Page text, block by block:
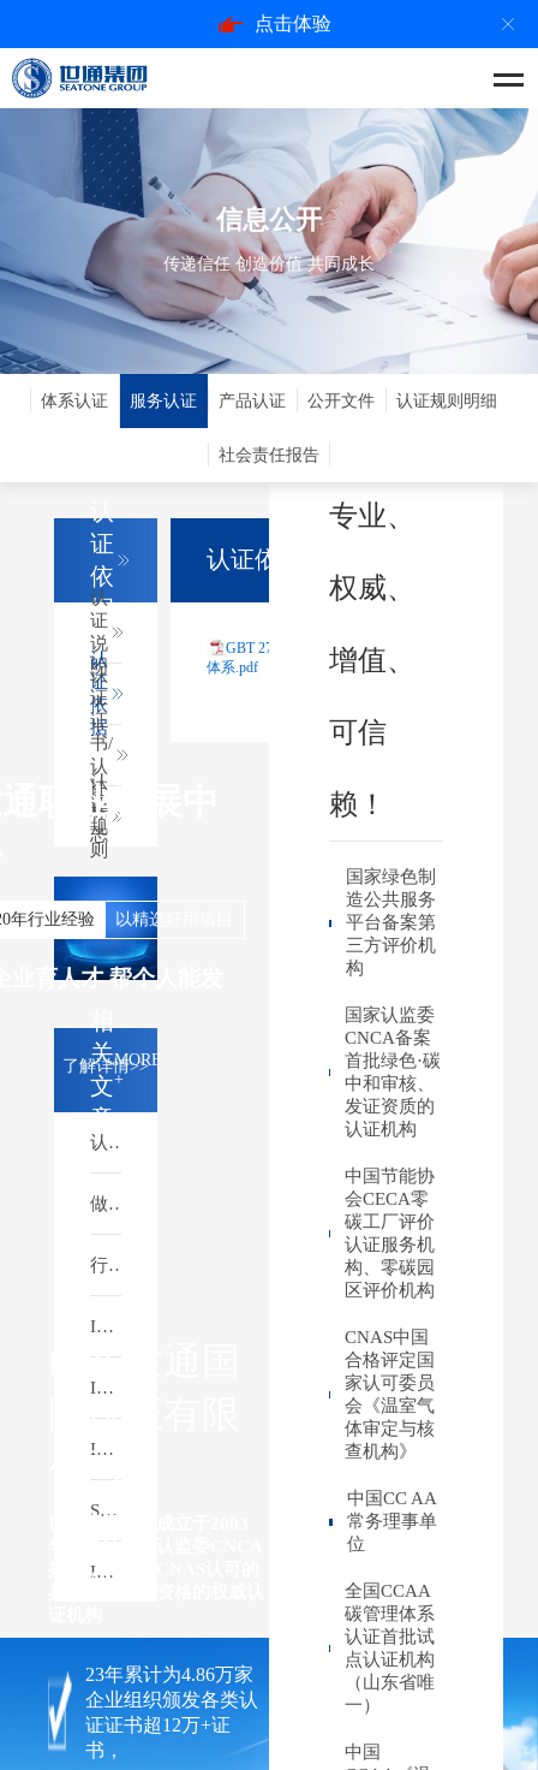
点击体验
信息公开
传递信任 创造价值 共同成长
体系认证 服务认证 产品认证 公开文件 认证规则明细
社会责任报告
证
依
据
认
证
说
明
认
证
依
据
认
证
证
书/
认
证
标
志
认
证
规
则
职业发展中
年行业经验 以精选好用项目
业育人才 帮个人能发
了解详情>>
关
文
章
MORE
+
认证行业深度变革：三大趋势重塑市场新格局
做绿色低碳服务代理，为何首选CNAS认可的世通国际认证？
行业发展新趋势：世通国际认证区域合伙人全维度扶持，共建绿色低碳新市场
ISO9001质量管理体系与ISO22000食品安全管理体系之间的关系和区别有哪些？
ISO9001内审员怎么培训
ISO9001认证怎么申请
SA8000和ISO9001有什么区别？
IATF16949和ISO9001有什么区别与联系？
认证依据
GBT 27922-2011 商品售后服务评价
体系.pdf
山东世通国
际认证有限
公司
年，是经国家认监委CNCA
批准，认可委CNAS认可的
23年累计为4.86万家
企业组织颁发各类认
证证书超12万+证
书，
认证行
业领军
品牌
专业、
权威、
增值、
可信
赖！
国家绿色制
造公共服务
平台备案第
三方评价机
构
国家认监委
CNCA备案
首批绿色·碳
中和审核、
发证资质的
认证机构
中国节能协
会CECA零
碳工厂评价
认证服务机
构、零碳园
区评价机构
CNAS中国
合格评定国
家认可委员
会《温室气
体审定与核
查机构》
中国CC AA
常务理事单
位
全国CCAA
碳管理体系
认证首批试
点认证机构
（山东省唯
一）
中国